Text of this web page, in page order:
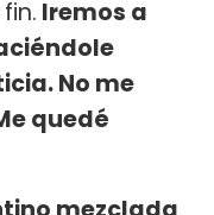
Iremos a
No me
quedé